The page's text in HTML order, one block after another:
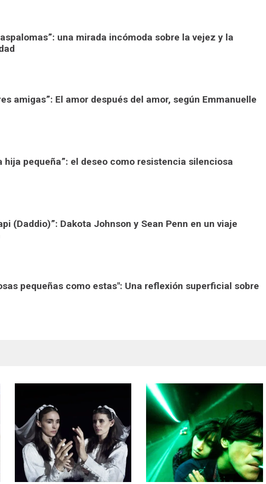
una mirada incómoda sobre la vejez y la
amigas”: El amor después del amor, según Emmanuelle
hija pequeña”: el deseo como resistencia silenciosa
(Daddio)”: Dakota Johnson y Sean Penn en un viaje
pequeñas como estas": Una reflexión superficial sobre